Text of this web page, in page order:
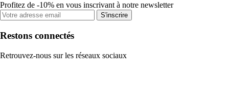
Profitez de -10% en vous inscrivant à notre newsletter
S'inscrire
Restons connectés
Retrouvez-nous sur les réseaux sociaux